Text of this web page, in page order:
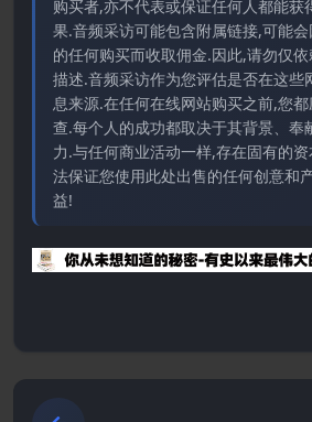
购买者,亦不代表或保证任何人都能获
果.音频采访可能包含附属链接,可能
的任何购买而收取佣金.因此,请勿仅
描述.音频采访作为您评估是否在这些
息来源.在任何在线网站购买之前,您
查.每个人的成功都取决于其背景、奉
力.与任何商业活动一样,存在固有的
法保证您使用此处出售的任何创意和
益!